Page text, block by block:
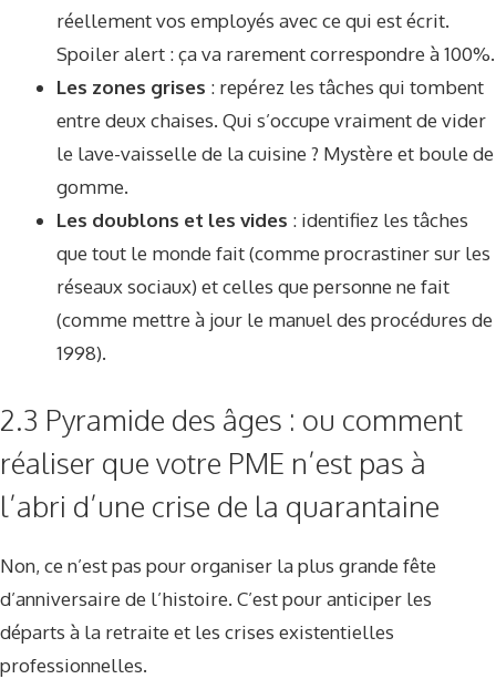
réellement vos employés avec ce qui est écrit.
Spoiler alert : ça va rarement correspondre à 100%.
Les zones grises : repérez les tâches qui tombent
entre deux chaises. Qui s’occupe vraiment de vider
le lave-vaisselle de la cuisine ? Mystère et boule de
gomme.
Les doublons et les vides : identifiez les tâches
que tout le monde fait (comme procrastiner sur les
réseaux sociaux) et celles que personne ne fait
(comme mettre à jour le manuel des procédures de
1998).
2.3 Pyramide des âges : ou comment
réaliser que votre PME n’est pas à
l’abri d’une crise de la quarantaine
Non, ce n’est pas pour organiser la plus grande fête
d’anniversaire de l’histoire. C’est pour anticiper les
départs à la retraite et les crises existentielles
professionnelles.